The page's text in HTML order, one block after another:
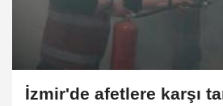
İzmir'de afetlere karşı